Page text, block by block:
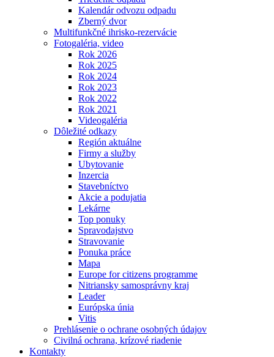
Kalendár odvozu odpadu
Zberný dvor
Multifunkčné ihrisko-rezervácie
Fotogaléria, video
Rok 2026
Rok 2025
Rok 2024
Rok 2023
Rok 2022
Rok 2021
Videogaléria
Dôležité odkazy
Región aktuálne
Firmy a služby
Ubytovanie
Inzercia
Stavebníctvo
Akcie a podujatia
Lekárne
Top ponuky
Spravodajstvo
Stravovanie
Ponuka práce
Mapa
Europe for citizens programme
Nitriansky samosprávny kraj
Leader
Európska únia
Vitis
Prehlásenie o ochrane osobných údajov
Civilná ochrana, krízové riadenie
Kontakty